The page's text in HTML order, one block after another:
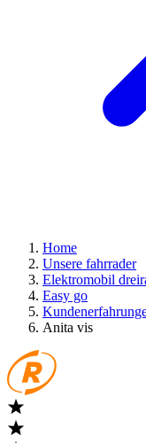
Home
Unsere fahrrader
Elektromobil
Easy go
Anita vis